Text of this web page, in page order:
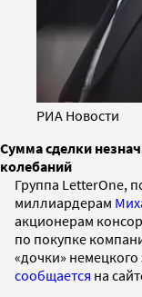
РИА Новости
Сумма сделки
колебаний
Группа LetterOne,
миллиардерам
акционерам
по покупке
«дочки» немецкого
сообщается на